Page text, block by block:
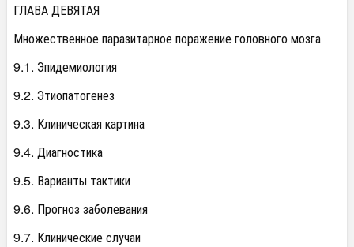
ГЛАВА ДЕВЯТАЯ
Множественное паразитарное поражение головного мозга
9.1. Эпидемиология
9.2. Этиопатогенез
9.3. Клиническая картина
9.4. Диагностика
9.5. Варианты тактики
9.6. Прогноз заболевания
9.7. Клинические случаи